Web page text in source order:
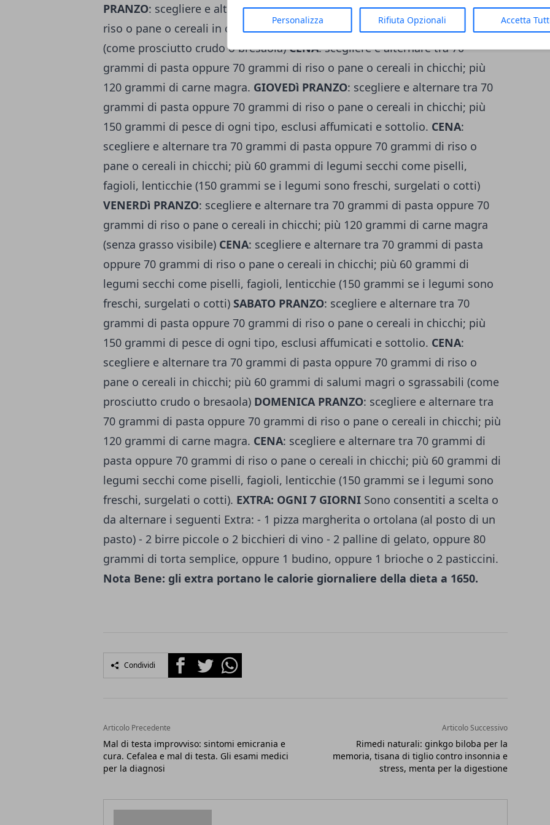
Personalizza Rifiuta Opzionali Accetta
PRANZO: scegliere e alternare tra 70 grammi di pasta oppure 70 grammi di
riso o pane o cereali in chicchi; più 60 grammi di salumi magri o sgrassabili
(come prosciutto crudo o bresaola)CENA: scegliere e alternare tra 70
grammi di pasta oppure 70 grammi di riso o pane o cereali in chicchi; più
120 grammi di carne magra. GIOVEDì PRANZO: scegliere e alternare tra 70
grammi di pasta oppure 70 grammi di riso o pane o cereali in chicchi; più
150 grammi di pesce di ogni tipo, esclusi affumicati e sottolio. CENA:
scegliere e alternare tra 70 grammi di pasta oppure 70 grammi di riso o
pane o cereali in chicchi; più 60 grammi di legumi secchi come piselli,
fagioli, lenticchie (150 grammi se i legumi sono freschi, surgelati o cotti)
VENERDì PRANZO: scegliere e alternare tra 70 grammi di pasta oppure 70
grammi di riso o pane o cereali in chicchi; più 120 grammi di carne magra
(senza grasso visibile) CENA: scegliere e alternare tra 70 grammi di pasta
oppure 70 grammi di riso o pane o cereali in chicchi; più 60 grammi di
legumi secchi come piselli, fagioli, lenticchie (150 grammi se i legumi sono
freschi, surgelati o cotti) SABATO PRANZO: scegliere e alternare tra 70
grammi di pasta oppure 70 grammi di riso o pane o cereali in chicchi; più
150 grammi di pesce di ogni tipo, esclusi affumicati e sottolio. CENA:
scegliere e alternare tra 70 grammi di pasta oppure 70 grammi di riso o
pane o cereali in chicchi; più 60 grammi di salumi magri o sgrassabili (come
prosciutto crudo o bresaola) DOMENICA PRANZO: scegliere e alternare tra
70 grammi di pasta oppure 70 grammi di riso o pane o cereali in chicchi; più
120 grammi di carne magra. CENA: scegliere e alternare tra 70 grammi di
pasta oppure 70 grammi di riso o pane o cereali in chicchi; più 60 grammi di
legumi secchi come piselli, fagioli, lenticchie (150 grammi se i legumi sono
freschi, surgelati o cotti). EXTRA: OGNI 7 GIORNI Sono consentiti a scelta o
da alternare i seguenti Extra: - 1 pizza margherita o ortolana (al posto di un
pasto) - 2 birre piccole o 2 bicchieri di vino - 2 palline di gelato, oppure 80
grammi di torta semplice, oppure 1 budino, oppure 1 brioche o 2 pasticcini.
Nota Bene: gli extra portano le calorie giornaliere della dieta a 1650.
Condividi FacebookTwitterWhatsapp
Articolo Precedente
Mal di testa improvviso: sintomi emicrania e
cura. Cefalea e mal di testa. Gli esami medici
per la diagnosi
Articolo Successivo
Rimedi naturali: ginkgo biloba per la
memoria, tisana di tiglio contro insonnia e
stress, menta per la digestione